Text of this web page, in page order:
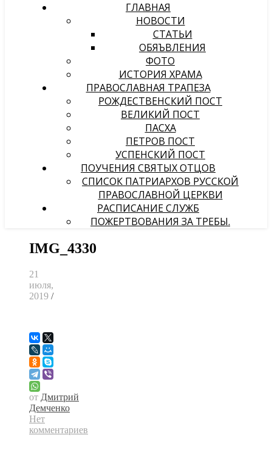
ГЛАВНАЯ
НОВОСТИ
СТАТЬИ
ОБЯЪВЛЕНИЯ
ФОТО
ИСТОРИЯ ХРАМА
ПРАВОСЛАВНАЯ ТРАПЕЗА
РОЖДЕСТВЕНСКИЙ ПОСТ
ВЕЛИКИЙ ПОСТ
ПАСХА
ПЕТРОВ ПОСТ
УСПЕНСКИЙ ПОСТ
ПОУЧЕНИЯ СВЯТЫХ ОТЦОВ
СПИСОК ПАТРИАРХОВ РУССКОЙ
ПРАВОСЛАВНОЙ ЦЕРКВИ
РАСПИСАНИЕ СЛУЖБ
ПОЖЕРТВОВАНИЯ ЗА ТРЕБЫ.
IMG_4330
21
июля,
2019 /
от Дмитрий
Демченко
Нет
комментариев